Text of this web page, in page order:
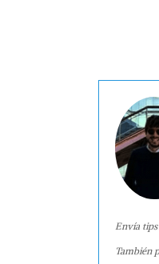
Envía
También